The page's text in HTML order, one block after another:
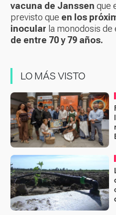
vacuna de Janssen que
previsto que en los
inocular la monodosis de
de entre 70 y 79 años.
LO MÁS VISTO